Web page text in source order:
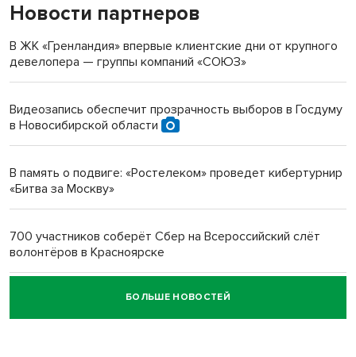
«Мы живём на пастбище!»: в новосибирском селе лошади
терроризируют жителей
Инвалид получил условный срок за избиение врачей
Новосибирский преподаватель с женой вошли в топ-16
Обновлённое отделение ВТБ открылось в Искитиме
Новости партнеров
В ЖК «Гренландия» впервые клиентские дни от крупного
девелопера — группы компаний «СОЮЗ»
Видеозапись обеспечит прозрачность выборов в Госдуму
в Новосибирской области
В память о подвиге: «Ростелеком» проведет кибертурнир
«Битва за Москву»
700 участников соберёт Сбер на Всероссийский слёт
волонтёров в Красноярске
Честный выбор: видеонаблюдение обеспечит
объективность результатов ЕДГ в Новосибирской
БОЛЬШЕ НОВОСТЕЙ